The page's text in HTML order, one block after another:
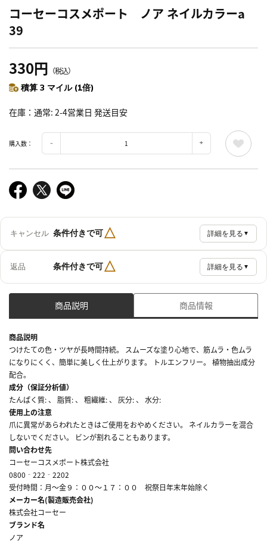
コーセーコスメポート ノア ネイルカラーa
39
330円 （税込）
積算 3 マイル (1倍)
在庫 通常: 2-4営業日 発送目安
購入数：
キャンセル 条件付きで可△ 詳細を見る ▼
返品 条件付きで可△ 詳細を見る ▼
商品説明 商品情報
商品説明
つけたての色・ツヤが長時間持続。 スムーズな塗り心地で、筋ムラ・色ムラ
になりにくく、簡単に美しく仕上がります。 トルエンフリー。 植物抽出成分
配合。
成分（保証分析値）
たんぱく質: 、 脂質: 、 粗繊維: 、 灰分: 、 水分:
使用上の注意
爪に異常があらわれたときはご使用をおやめください。 ネイルカラーを混合
しないでください。 ビンが割れることもあります。
問い合わせ先
コーセーコスメポート株式会社
0800‐222‐2202
受付時間：月～金９：００～１７：００ 祝祭日年末年始除く
メーカー名(製造販売会社)
株式会社コーセー
ブランド名
ノア